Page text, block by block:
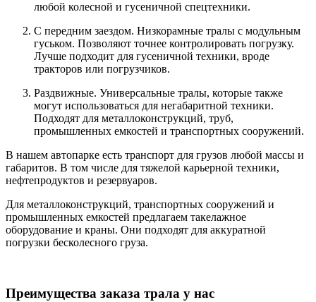
любой колесной и гусеничной спецтехники.
С передним заездом. Низкорамные тралы с модульным
гуськом. Позволяют точнее контролировать погрузку.
Лучше подходит для гусеничной техники, вроде
тракторов или погрузчиков.
Раздвижные. Универсальные тралы, которые также
могут использоваться для негабаритной техники.
Подходят для металлоконструкций, труб,
промышленных емкостей и транспортных сооружений.
В нашем автопарке есть транспорт для грузов любой массы и
габаритов. В том числе для тяжелой карьерной техники,
нефтепродуктов и резервуаров.
Для металлоконструкций, транспортных сооружений и
промышленных емкостей предлагаем такелажное
оборудование и краны. Они подходят для аккуратной
погрузки бесколесного груза.
Преимущества заказа трала у нас